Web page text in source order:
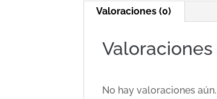
Valoraciones (0)
Valoraciones
No hay valoraciones aún.